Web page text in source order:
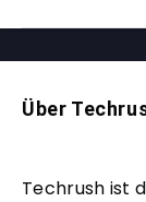
Über
Techrush ist